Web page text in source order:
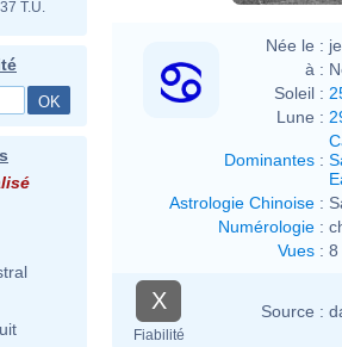
T.U.
Née le :
à :
Soleil :
Lune :
Dominantes :
Astrologie Chinoise :
Numérologie :
Vues : 8
X
Fiabilité
Source :